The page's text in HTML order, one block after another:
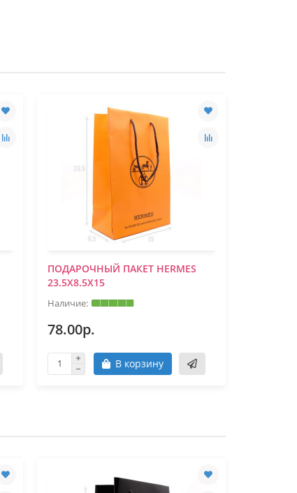
ПОДАРОЧНЫЙ ПАКЕТ HERMES
23.5Х8.5Х15
78.00р.
В корзину